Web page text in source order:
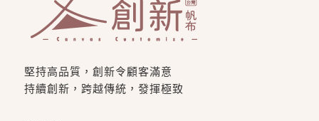
堅持高品質，創新令顧客滿意
持續創新，跨越傳統，發揮極致